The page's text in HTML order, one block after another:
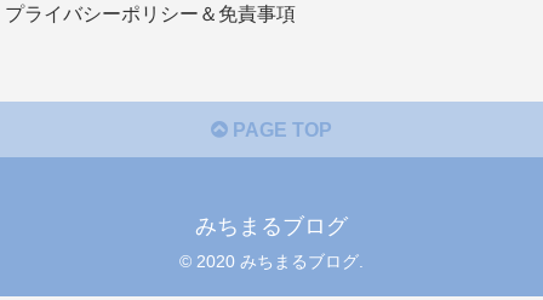
プライバシーポリシー＆免責事項
PAGE TOP
みちまるブログ
© 2020 みちまるブログ.